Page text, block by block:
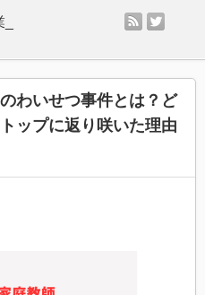
rss
わいせつ事件とは？ど
ップに返り咲いた理由